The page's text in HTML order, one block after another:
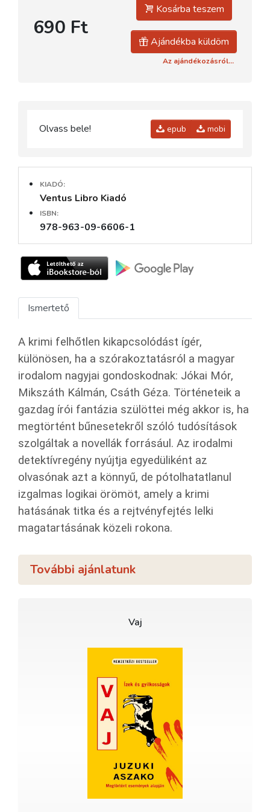
690 Ft
Kosárba teszem
Ajándékba küldöm
Az ajándékozásról...
Olvass bele! epub mobi
KIADÓ:
Ventus Libro Kiadó
ISBN:
978-963-09-6606-1
Ismertető
A krimi felhőtlen kikapcsolódást ígér,
különösen, ha a szórakoztatásról a magyar
irodalom nagyjai gondoskodnak: Jókai Mór,
Mikszáth Kálmán, Csáth Géza. Történeteik a
gazdag írói fantázia szülöttei még akkor is, ha
megtörtént bűnesetekről szóló tudósítások
szolgáltak a novellák forrásául. Az irodalmi
detektívregény nyújtja egyedüliként az
olvasónak azt a könnyű, de pótolhatatlanul
izgalmas logikai örömöt, amely a krimi
hatásának titka és a rejtvényfejtés lelki
magatartásának közeli rokona.
További ajánlatunk
Vaj